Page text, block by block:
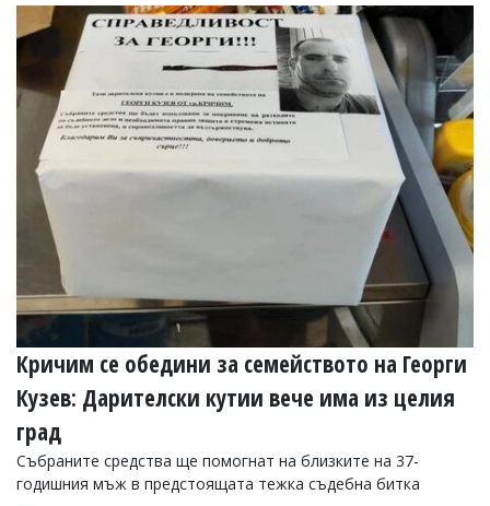
office@flagman.bg
Коментарите
под
статиите
се
въвеждат
читателите
редакцията
отговорност
за
тях!
Ако
откриете
обиден
за
вас
коментар,
моля
сигнализирайте
ни!
Кричим се обедини за семейството на Георги
Кузев: Дарителски кутии вече има из целия
град
Събраните средства ще помогнат на близките на 37-
годишния мъж в предстоящата тежка съдебна битка